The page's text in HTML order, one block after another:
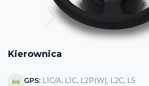
Kierownica
GPS: L1C/A, L1C, L2P(W), L2C, L5